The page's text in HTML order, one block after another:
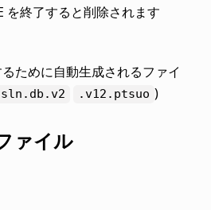
を終了すると削除されます
ために自動生成されるファイ
.v12.ptsuo )
ァイル